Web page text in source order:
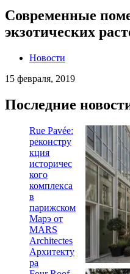
Современные
экзотических
Новости
15 февраля, 2019
Последние
Rue Pavée:
реконстру
кция
историчес
кого
комплекса
в
парижском
Марэ от
MARS
Architectes
Архитекту
ра